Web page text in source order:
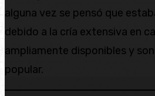
alguna vez se pensó que
debido a la cría extensiva en
ampliamente disponibles y
popular.